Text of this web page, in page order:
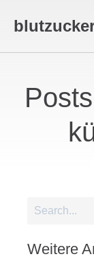
Weitere